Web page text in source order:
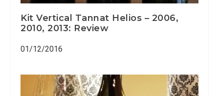
Kit Vertical Tannat Helios – 2006,
2010, 2013: Review
01/12/2016